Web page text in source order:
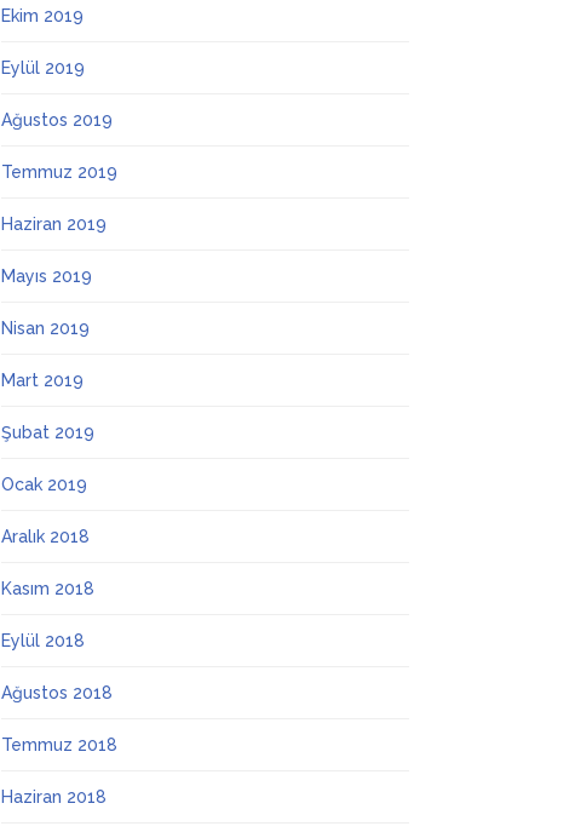
Ekim 2019
Eylül 2019
Ağustos 2019
Temmuz 2019
Haziran 2019
Mayıs 2019
Nisan 2019
Mart 2019
Şubat 2019
Ocak 2019
Aralık 2018
Kasım 2018
Eylül 2018
Ağustos 2018
Temmuz 2018
Haziran 2018